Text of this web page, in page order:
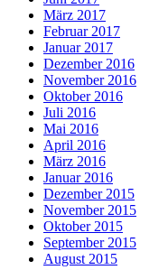
März 2017
Februar 2017
Januar 2017
Dezember 2016
November 2016
Oktober 2016
Juli 2016
Mai 2016
April 2016
März 2016
Januar 2016
Dezember 2015
November 2015
Oktober 2015
September 2015
August 2015